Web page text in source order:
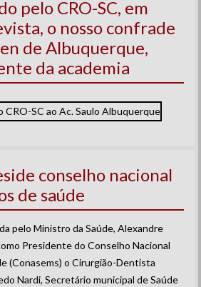
pelo CRO-SC, em
o nosso confrade
de Albuquerque,
da academia
conselho nacional
de saúde
pelo Ministro da Saúde, Alexandre
Presidente do Conselho Nacional
(Conasems) o Cirurgião-Dentista
Nardi, Secretário municipal de Saúde